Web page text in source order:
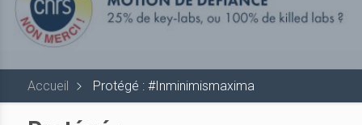
Accueil Protégé : #Inminimismaxima